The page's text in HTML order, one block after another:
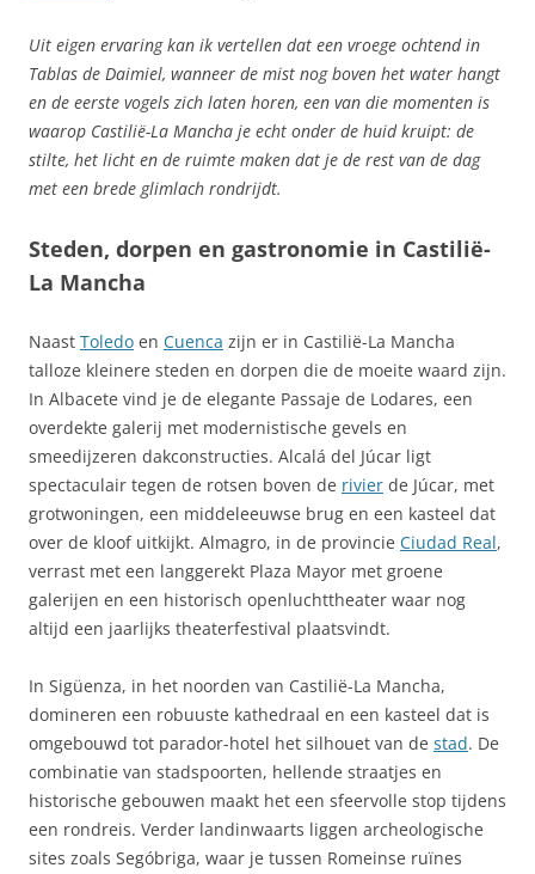
Uit eigen ervaring kan ik vertellen dat een vroege ochtend in
Tablas de Daimiel, wanneer de mist nog boven het water hangt
en de eerste vogels zich laten horen, een van die momenten is
waarop Castilië-La Mancha je echt onder de huid kruipt: de
stilte, het licht en de ruimte maken dat je de rest van de dag
met een brede glimlach rondrijdt.
Steden, dorpen en gastronomie in Castilië-
La Mancha
Naast Toledo en Cuenca zijn er in Castilië-La Mancha
talloze kleinere steden en dorpen die de moeite waard zijn.
In Albacete vind je de elegante Passaje de Lodares, een
overdekte galerij met modernistische gevels en
smeedijzeren dakconstructies. Alcalá del Júcar ligt
spectaculair tegen de rotsen boven de rivier de Júcar, met
grotwoningen, een middeleeuwse brug en een kasteel dat
over de kloof uitkijkt. Almagro, in de provincie Ciudad Real,
verrast met een langgerekt Plaza Mayor met groene
galerijen en een historisch openluchttheater waar nog
altijd een jaarlijks theaterfestival plaatsvindt.
In Sigüenza, in het noorden van Castilië-La Mancha,
domineren een robuuste kathedraal en een kasteel dat is
omgebouwd tot parador-hotel het silhouet van de stad. De
combinatie van stadspoorten, hellende straatjes en
historische gebouwen maakt het een sfeervolle stop tijdens
een rondreis. Verder landinwaarts liggen archeologische
sites zoals Segóbriga, waar je tussen Romeinse ruïnes